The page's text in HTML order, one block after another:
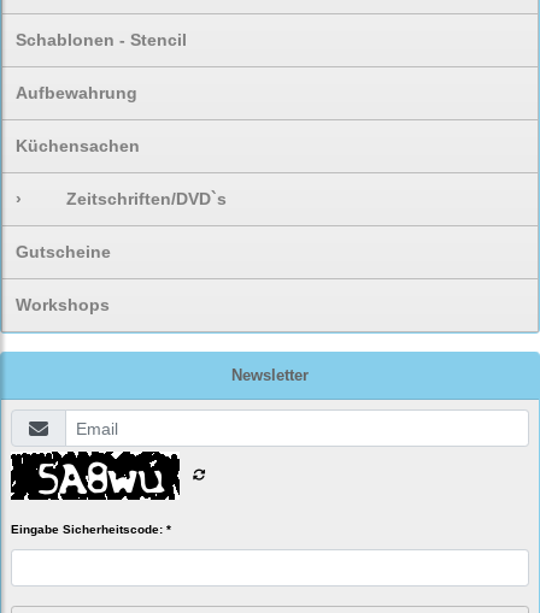
Schablonen - Stencil
Aufbewahrung
Küchensachen
› Zeitschriften/DVD`s
Gutscheine
Workshops
Newsletter
Eingabe Sicherheitscode: *